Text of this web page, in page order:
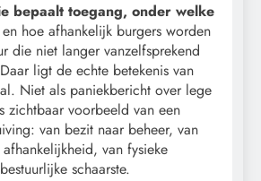
bepaalt toegang, onder welke
en hoe afhankelijk burgers worden
die niet langer vanzelfsprekend
ligt de echte betekenis van
Niet als paniekbericht over lege
zichtbaar voorbeeld van een
van bezit naar beheer, van
van fysieke
schaarste.